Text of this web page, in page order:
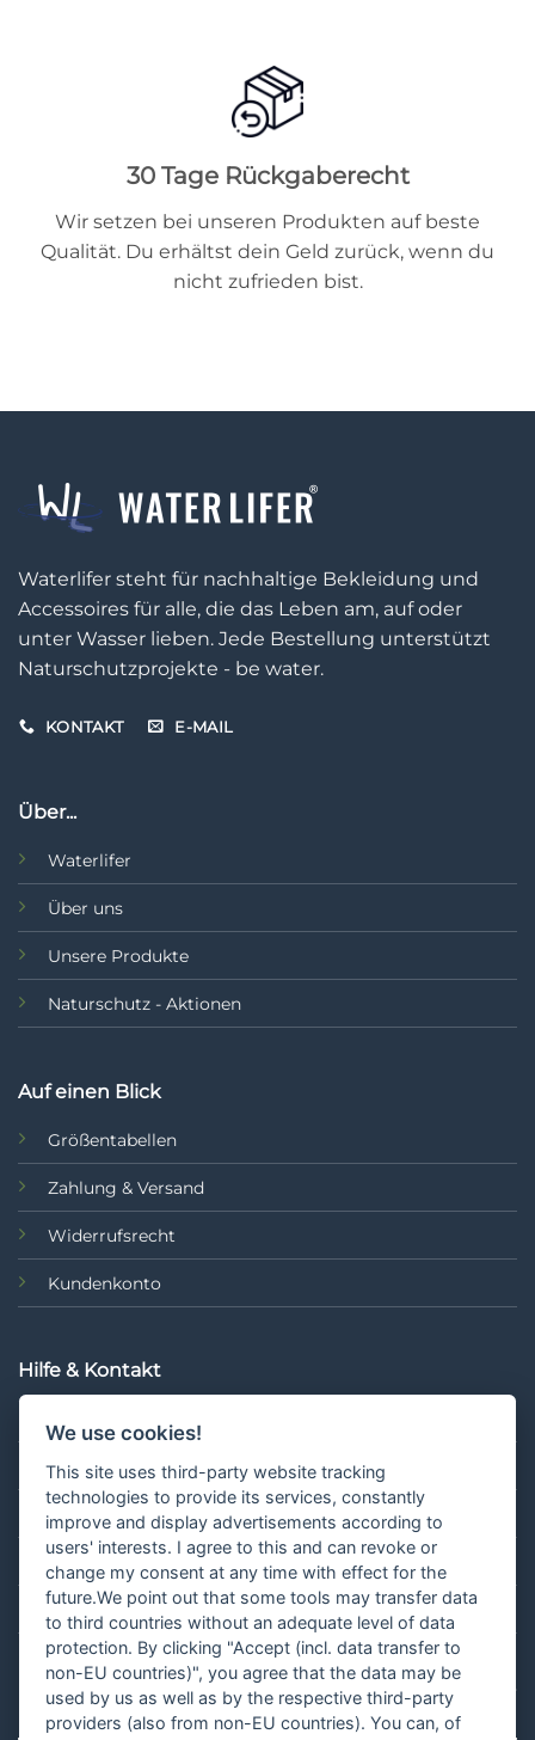
30 Tage Rückgaberecht
Wir setzen bei unseren Produkten auf beste
Qualität. Du erhältst dein Geld zurück, wenn du
nicht zufrieden bist.
Waterlifer steht für nachhaltige Bekleidung und
Accessoires für alle, die das Leben am, auf oder
unter Wasser lieben. Jede Bestellung unterstützt
Naturschutzprojekte - be water.
KONTAKT E-MAIL
Über...
Waterlifer
Über uns
Unsere Produkte
Naturschutz - Aktionen
Auf einen Blick
Größentabellen
Zahlung & Versand
Widerrufsrecht
Kundenkonto
Hilfe & Kontakt
Hilfe & Kontakt
Retouren
Blog
Vertrag widerrufen
¹Gilt für Lieferungen nach Deutschland. Lieferzeiten für andere Länder
und Informationen zur Berechnung des Liefertermins findest du
We use cookies!
This site uses third-party website tracking
technologies to provide its services, constantly
improve and display advertisements according to
users' interests. I agree to this and can revoke or
change my consent at any time with effect for the
future.We point out that some tools may transfer data
to third countries without an adequate level of data
protection. By clicking "Accept (incl. data transfer to
non-EU countries)", you agree that the data may be
used by us as well as by the respective third-party
providers (also from non-EU countries). You can, of